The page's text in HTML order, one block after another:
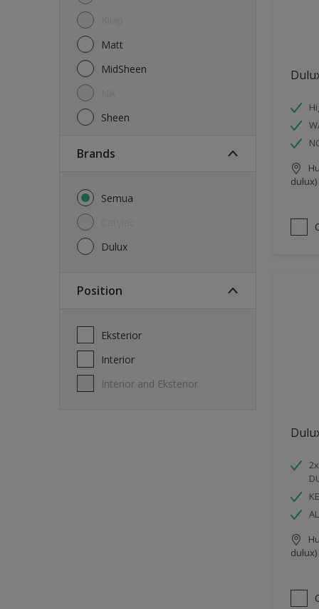
Matt
MidSheen
Sheen
brands
Semua
Dulux
Position
Eksterior
Interior
Interior and Eksterior